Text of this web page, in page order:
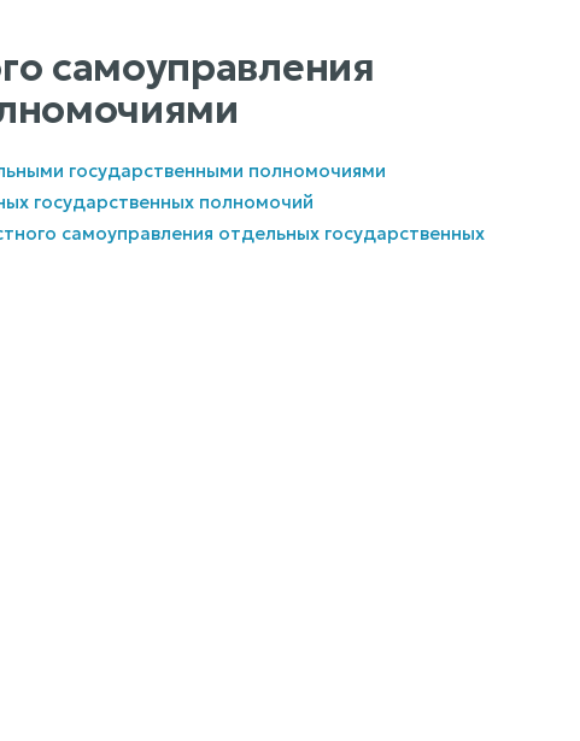
самоуправления
государственными полномочиями
государственных полномочий
самоуправления отдельных государственных